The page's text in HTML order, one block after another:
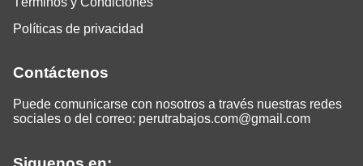
Políticas de privacidad
Contáctenos
Puede comunicarse con nosotros a través nuestras redes
sociales o del correo: perutrabajos.com@gmail.com